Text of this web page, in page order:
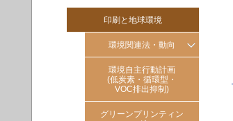
リスクアセスメント
ＶＯＣ対策
(労働安全衛生）
印刷と地球環境
環境関連法・動向
ISO動向
グリーン購入法
環境関連法令対応
環境自主行動計画
(低炭素・循環型・
VOC排出抑制)
グリーンプリンティン